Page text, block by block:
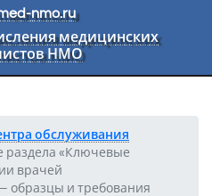
nmo.ru
медицинских
НМО
обслуживания
раздела «Ключевые
врачей
образцы и требования